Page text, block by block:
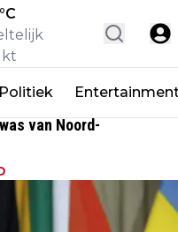
°C
Politiek
van Noord-